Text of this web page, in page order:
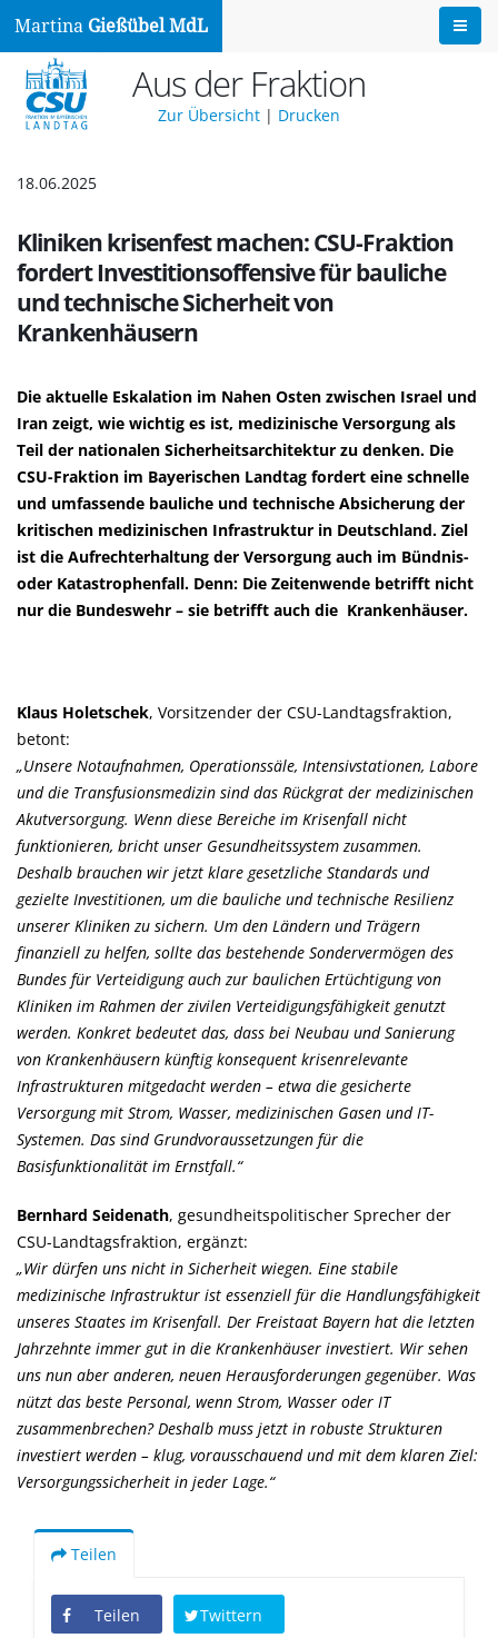
Martina Gießübel MdL
Aus der Fraktion
Zur Übersicht | Drucken
18.06.2025
Kliniken krisenfest machen: CSU-Fraktion
fordert Investitionsoffensive für bauliche
und technische Sicherheit von
Krankenhäusern
Die aktuelle Eskalation im Nahen Osten zwischen Israel und
Iran zeigt, wie wichtig es ist, medizinische Versorgung als
Teil der nationalen Sicherheitsarchitektur zu denken. Die
CSU-Fraktion im Bayerischen Landtag fordert eine schnelle
und umfassende bauliche und technische Absicherung der
kritischen medizinischen Infrastruktur in Deutschland. Ziel
ist die Aufrechterhaltung der Versorgung auch im Bündnis-
oder Katastrophenfall. Denn: Die Zeitenwende betrifft nicht
nur die Bundeswehr – sie betrifft auch die Krankenhäuser.
Klaus Holetschek, Vorsitzender der CSU-Landtagsfraktion,
betont:
Unsere Notaufnahmen, Operationssäle, Intensivstationen, Labore
und die Transfusionsmedizin sind das Rückgrat der medizinischen
Akutversorgung. Wenn diese Bereiche im Krisenfall nicht
funktionieren, bricht unser Gesundheitssystem zusammen.
Deshalb brauchen wir jetzt klare gesetzliche Standards und
gezielte Investitionen, um die bauliche und technische Resilienz
unserer Kliniken zu sichern. Um den Ländern und Trägern
finanziell zu helfen, sollte das bestehende Sondervermögen des
Bundes für Verteidigung auch zur baulichen Ertüchtigung von
Kliniken im Rahmen der zivilen Verteidigungsfähigkeit genutzt
werden. Konkret bedeutet das, dass bei Neubau und Sanierung
von Krankenhäusern künftig konsequent krisenrelevante
Infrastrukturen mitgedacht werden – etwa die gesicherte
Versorgung mit Strom, Wasser, medizinischen Gasen und IT-
Systemen. Das sind Grundvoraussetzungen für die
Basisfunktionalität im Ernstfall.“
Bernhard Seidenath, gesundheitspolitischer Sprecher der
CSU-Landtagsfraktion, ergänzt:
Wir dürfen uns nicht in Sicherheit wiegen. Eine stabile
medizinische Infrastruktur ist essenziell für die Handlungsfähigkeit
unseres Staates im Krisenfall. Der Freistaat Bayern hat die letzten
Jahrzehnte immer gut in die Krankenhäuser investiert. Wir sehen
uns nun aber anderen, neuen Herausforderungen gegenüber. Was
nützt das beste Personal, wenn Strom, Wasser oder IT
zusammenbrechen? Deshalb muss jetzt in robuste Strukturen
investiert werden – klug, vorausschauend und mit dem klaren Ziel:
Versorgungssicherheit in jeder Lage.“
Teilen
Teilen Twittern